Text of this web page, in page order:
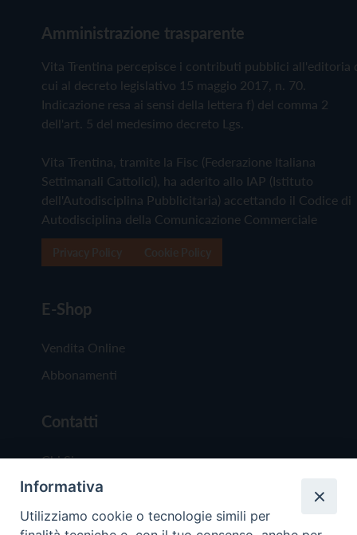
Amministrazione trasparente
Vita Trentina percepisce i contributi pubblici all'editoria
cui al decreto legislativo 15 maggio 2017, n. 70.
Indicazione resa ai sensi della lettera f) del comma 2
dell'art. 5 del medesimo decreto Lgs.
Vita Trentina, tramite la Fisc (Federazione Italiana
Settimanali Cattolici), ha aderito allo IAP (Istituto
dell'Autodisciplina Pubblicitaria) accettando il Codice di
Autodisciplina della Comunicazione Commerciale
E-Shop
Vendita Online
Abbonamenti
Contatti
Chi Siamo
Redazione
Scrivici
Informativa
Utilizziamo cookie o tecnologie simili per